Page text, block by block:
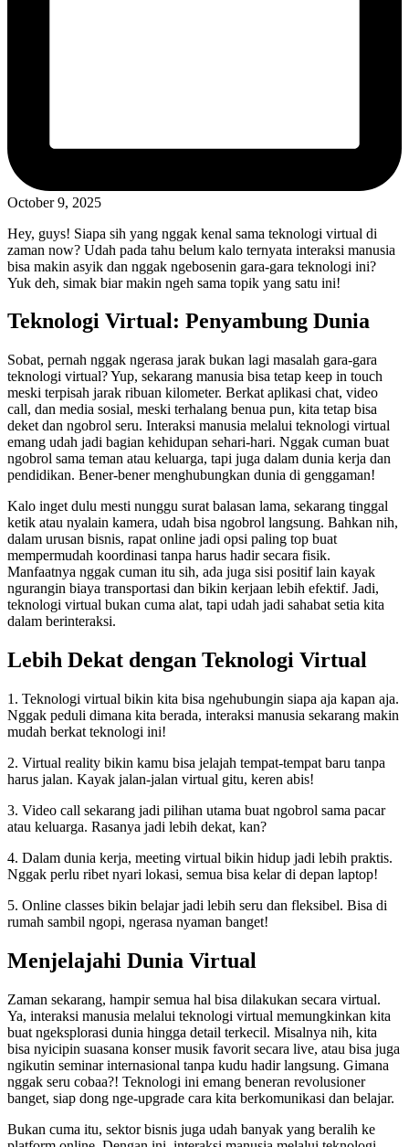
October 9, 2025
Hey, guys! Siapa sih yang nggak kenal sama teknologi virtual di
zaman now? Udah pada tahu belum kalo ternyata interaksi manusia
bisa makin asyik dan nggak ngebosenin gara-gara teknologi ini?
Yuk deh, simak biar makin ngeh sama topik yang satu ini!
Teknologi Virtual: Penyambung Dunia
Sobat, pernah nggak ngerasa jarak bukan lagi masalah gara-gara
teknologi virtual? Yup, sekarang manusia bisa tetap keep in touch
meski terpisah jarak ribuan kilometer. Berkat aplikasi chat, video
call, dan media sosial, meski terhalang benua pun, kita tetap bisa
deket dan ngobrol seru. Interaksi manusia melalui teknologi virtual
emang udah jadi bagian kehidupan sehari-hari. Nggak cuman buat
ngobrol sama teman atau keluarga, tapi juga dalam dunia kerja dan
pendidikan. Bener-bener menghubungkan dunia di genggaman!
Kalo inget dulu mesti nunggu surat balasan lama, sekarang tinggal
ketik atau nyalain kamera, udah bisa ngobrol langsung. Bahkan nih,
dalam urusan bisnis, rapat online jadi opsi paling top buat
mempermudah koordinasi tanpa harus hadir secara fisik.
Manfaatnya nggak cuman itu sih, ada juga sisi positif lain kayak
ngurangin biaya transportasi dan bikin kerjaan lebih efektif. Jadi,
teknologi virtual bukan cuma alat, tapi udah jadi sahabat setia kita
dalam berinteraksi.
Lebih Dekat dengan Teknologi Virtual
1. Teknologi virtual bikin kita bisa ngehubungin siapa aja kapan aja.
Nggak peduli dimana kita berada, interaksi manusia sekarang makin
mudah berkat teknologi ini!
2. Virtual reality bikin kamu bisa jelajah tempat-tempat baru tanpa
harus jalan. Kayak jalan-jalan virtual gitu, keren abis!
3. Video call sekarang jadi pilihan utama buat ngobrol sama pacar
atau keluarga. Rasanya jadi lebih dekat, kan?
4. Dalam dunia kerja, meeting virtual bikin hidup jadi lebih praktis.
Nggak perlu ribet nyari lokasi, semua bisa kelar di depan laptop!
5. Online classes bikin belajar jadi lebih seru dan fleksibel. Bisa di
rumah sambil ngopi, ngerasa nyaman banget!
Menjelajahi Dunia Virtual
Zaman sekarang, hampir semua hal bisa dilakukan secara virtual.
Ya, interaksi manusia melalui teknologi virtual memungkinkan kita
buat ngeksplorasi dunia hingga detail terkecil. Misalnya nih, kita
bisa nyicipin suasana konser musik favorit secara live, atau bisa juga
ngikutin seminar internasional tanpa kudu hadir langsung. Gimana
nggak seru cobaa?! Teknologi ini emang beneran revolusioner
banget, siap dong nge-upgrade cara kita berkomunikasi dan belajar.
Bukan cuma itu, sektor bisnis juga udah banyak yang beralih ke